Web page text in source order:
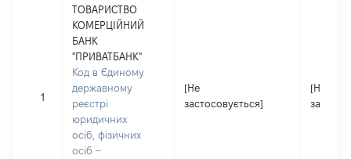
1
ТОВАРИСТВО
КОМЕРЦІЙНИЙ
БАНК
"ПРИВАТБАНК"
Код в Єдиному
державному
реєстрі
юридичних
осіб, фізичних
осіб –
[Не
застосовується]
[Не